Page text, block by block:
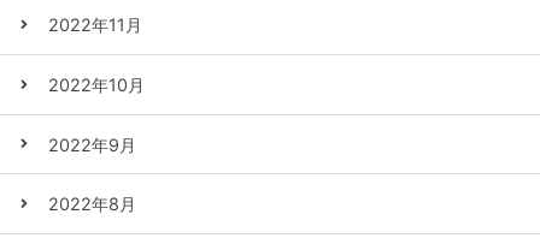
2022年11月
2022年10月
2022年9月
2022年8月